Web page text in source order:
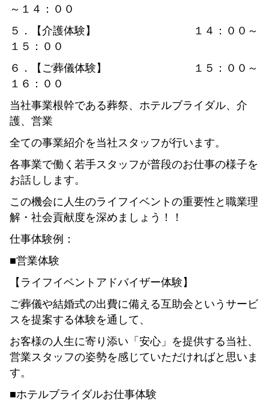
～１４：００
５．【介護体験】 １４：００～
１５：００
６．【ご葬儀体験】 １５：００～
１６：００
当社事業根幹である葬祭、ホテルブライダル、介
護、営業
全ての事業紹介を当社スタッフが行います。
各事業で働く若手スタッフが普段のお仕事の様子を
お話しします。
この機会に人生のライフイベントの重要性と職業理
解・社会貢献度を深めましょう！！
仕事体験例：
■営業体験
【ライフイベントアドバイザー体験】
ご葬儀や結婚式の出費に備える互助会というサービ
スを提案する体験を通して、
お客様の人生に寄り添い「安心」を提供する当社、
営業スタッフの姿勢を感じていただければと思いま
す。
■ホテルブライダルお仕事体験